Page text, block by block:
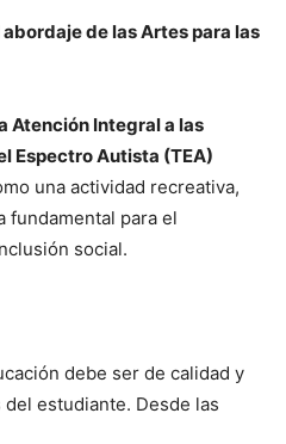
de las Artes para las
Atención Integral a las
Espectro Autista (TEA)
una actividad recreativa,
fundamental para el
social.
debe ser de calidad y
estudiante. Desde las